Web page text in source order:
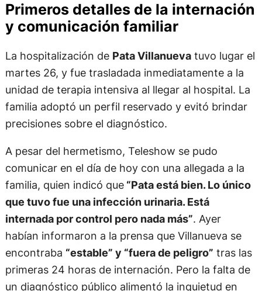
Primeros detalles de la internación
y comunicación familiar
La hospitalización de Pata Villanuevatuvo lugar el
martes 26, y fue trasladada inmediatamente a la
unidad de terapia intensiva al llegar al hospital. La
familia adoptó un perfil reservado y evitó brindar
precisiones sobre el diagnóstico.
A pesar del hermetismo, Teleshow se pudo
comunicar en el día de hoy con una allegada a la
familia, quien indicó que“Pata está bien. Lo único
que tuvo fue una infección urinaria. Está
internada por control pero nada más”. Ayer
habían informaron a la prensa que Villanueva se
encontraba “estable” y “fuera de peligro” tras las
primeras 24 horas de internación. Pero la falta de
un diagnóstico público alimentó la inquietud en